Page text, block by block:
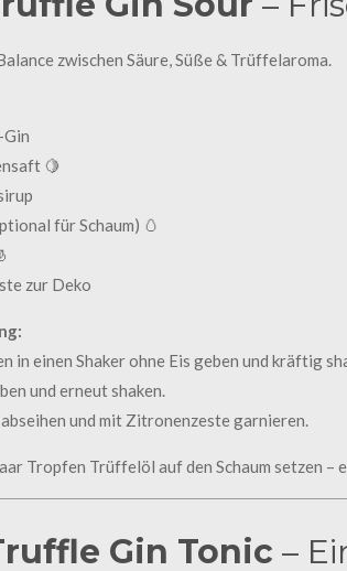
zwischen Säure, Süße & Trüffelaroma.
🍋
für Schaum) 🥚
zur Deko
in einen Shaker ohne Eis geben und kräftig
und erneut shaken.
und mit Zitronenzeste garnieren.
Tropfen Trüffelöl auf den Schaum setzen –
Gin Tonic –